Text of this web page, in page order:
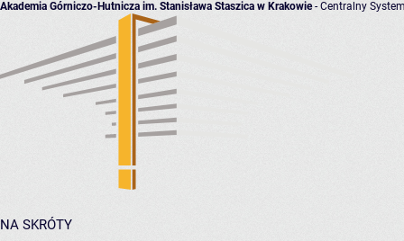
Akademia Górniczo-Hutnicza im. Stanisława Staszica w Krakowie- Centralny
NA SKRÓTY